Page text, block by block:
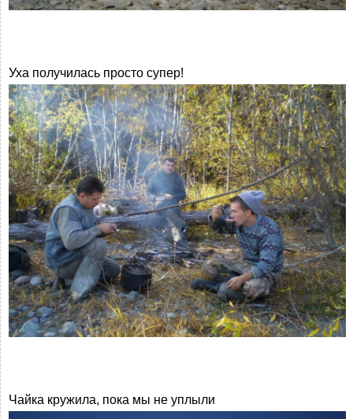
Уха получилась просто супер!
Чайка кружила, пока мы не уплыли